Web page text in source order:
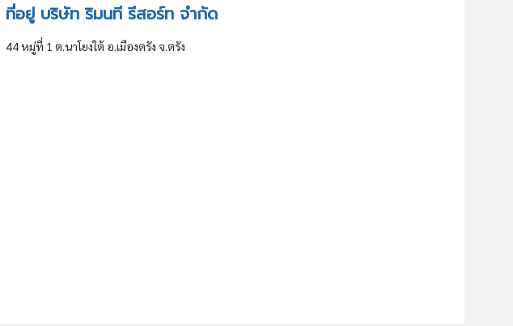
ที่อยู่ บริษัท ริมนที รีสอร์ท จำกัด
44 หมู่ที่ 1 ต.นาโยงใต้ อ.เมืองตรัง จ.ตรัง